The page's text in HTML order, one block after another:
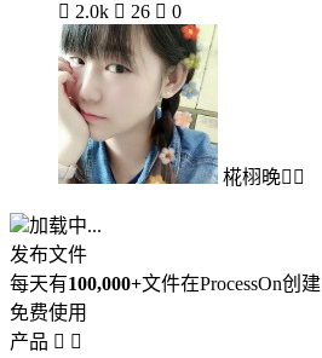
 2.0k  26  0
椛栩晚
加载中...
发布文件
每天有100,000+文件在ProcessOn创建
免费使用
产品  